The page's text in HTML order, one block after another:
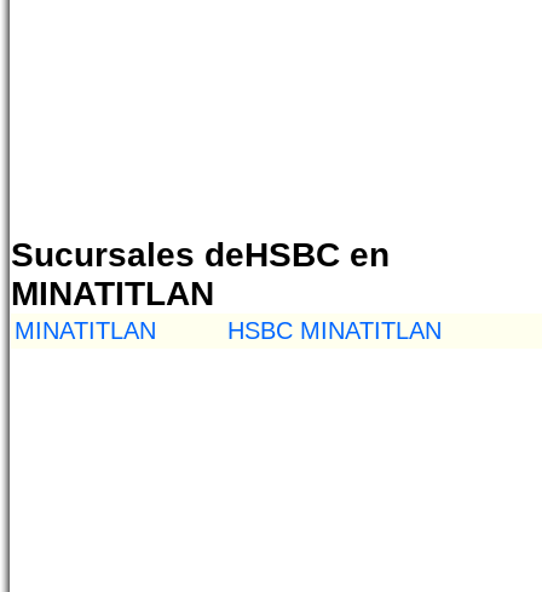
Sucursales deHSBC en
MINATITLAN
MINATITLAN HSBC MINATITLAN